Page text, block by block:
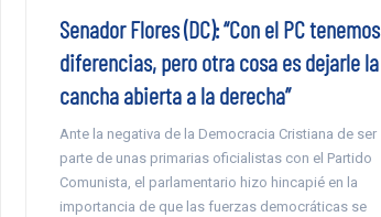
Senador Flores (DC): “Con el PC tenemos
diferencias, pero otra cosa es dejarle la
cancha abierta a la derecha”
Ante la negativa de la Democracia Cristiana de ser
parte de unas primarias oficialistas con el Partido
Comunista, el parlamentario hizo hincapié en la
importancia de que las fuerzas democráticas se